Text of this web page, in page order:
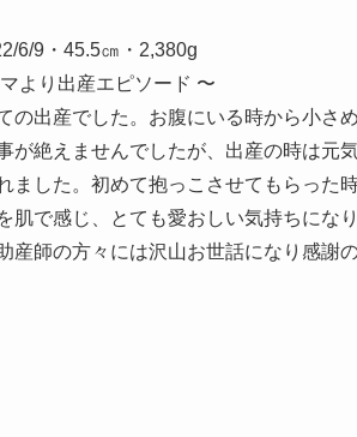
6/9・45.5㎝・2,380g
より出産エピソード 〜
の出産でした。お腹にいる時から小さ
が絶えませんでしたが、出産の時は元
ました。初めて抱っこさせてもらった
肌で感じ、とても愛おしい気持ちにな
産師の方々には沢山お世話になり感謝